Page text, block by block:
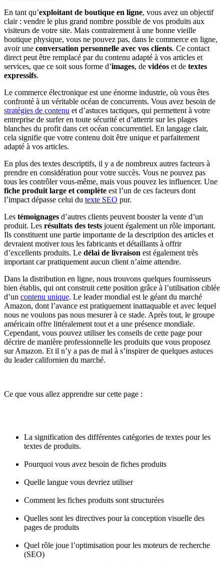
En tant qu’exploitant de boutique en ligne, vous avez un objectif
clair : vendre le plus grand nombre possible de vos produits aux
visiteurs de votre site. Mais contrairement à une bonne vieille
boutique physique, vous ne pouvez pas, dans le commerce en ligne,
avoir une conversation personnelle avec vos clients. Ce contact
direct peut être remplacé par du contenu adapté à vos articles et
services, que ce soit sous forme d’images, de vidéos et de textes
expressifs.
Le commerce électronique est une énorme industrie, où vous êtes
confronté à un véritable océan de concurrents. Vous avez besoin de
stratégies de contenu et d’astuces tactiques, qui permettent à votre
entreprise de surfer en toute sécurité et d’atterrir sur les plages
blanches du profit dans cet océan concurrentiel. En langage clair,
cela signifie que votre contenu doit être unique et parfaitement
adapté à vos articles.
En plus des textes descriptifs, il y a de nombreux autres facteurs à
prendre en considération pour votre succès. Vous ne pouvez pas
tous les contrôler vous-même, mais vous pouvez les influencer. Une
fiche produit large et complète est l’un de ces facteurs dont
l’impact dépasse celui du texte SEO pur.
Les témoignages d’autres clients peuvent booster la vente d’un
produit. Les résultats des tests jouent également un rôle important.
Ils constituent une partie importante de la description des articles et
devraient motiver tous les fabricants et détaillants à offrir
d’excellents produits. Le délai de livraison est également très
important car pratiquement aucun client n’aime attendre.
Dans la distribution en ligne, nous trouvons quelques fournisseurs
bien établis, qui ont construit cette position grâce à l’utilisation ciblée
d’un contenu unique. Le leader mondial est le géant du marché
Amazon, dont l’avance est pratiquement inattaquable et avec lequel
nous ne voulons pas nous mesurer à ce stade. Après tout, le groupe
américain offre littéralement tout et a une présence mondiale.
Cependant, vous pouvez utiliser les conseils de cette page pour
décrire de manière professionnelle les produits que vous proposez
sur Amazon. Et il n’y a pas de mal à s’inspirer de quelques astuces
du leader californien du marché.
Ce que vous allez apprendre sur cette page :
La signification des différentes catégories de textes pour les
textes de produits.
Pourquoi vous avez besoin de fiches produits
Quelle langue vous devriez utiliser
Comment les fiches produits sont structurées
Quelles sont les directives pour la conception visuelle des
pages de produits
Quel rôle joue l’optimisation pour les moteurs de recherche
(SEO)